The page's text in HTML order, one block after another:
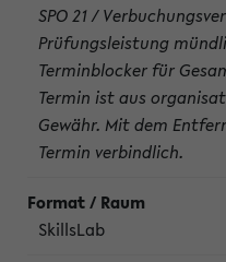
SPO 21 /
Prüfungsleistung
Terminblocker für
Termin ist aus
Gewähr. Mit dem
Termin verbindlich.
SkillsLab